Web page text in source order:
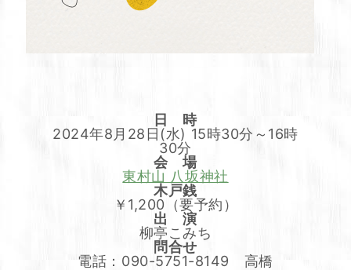
日 時
2024年8月28日(水) 15時30分～16時
30分
会 場
東村山 八坂神社
木戸銭
￥1,200（要予約）
出 演
柳亭こみち
問合せ
電話：090-5751-8149 高橋